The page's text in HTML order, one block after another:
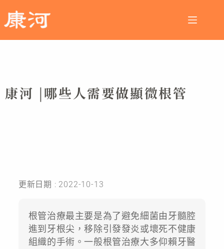
康河 |哪些人需要做顯微根管
更新日期 : 2022-10-13
根管治療最主要是為了避免細菌由牙髓腔
進到牙根尖，移除引發發炎或壞死不健康
組織的手術。一般根管治療大多仰賴牙醫